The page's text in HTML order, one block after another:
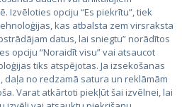
Izvēloties opciju “Es piekrītu”, tiek
kas atbalsta zem virsraksta
datus, lai sniegtu” norādītos
opciju “Noraidīt visu” vai atsaucot
tiks atspējotas. Ja izsekošanas
daļa no redzamā satura un reklāmām
Varat atkārtoti piekļūt šai izvēlnei, lai